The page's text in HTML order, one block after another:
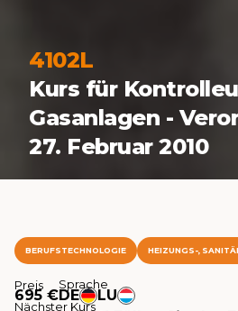
4102L
Kurs für
Gasanlagen -
27. Februar 2010
BERUFSTECHNOLOGIE HEIZUNGS-,
Preis
695 €
Sprache
DE LU
Nächster Kurs